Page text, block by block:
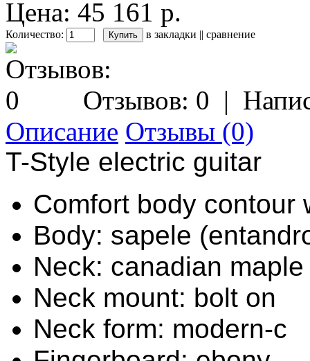
Цена: 45 161 р.
Количество: в закладки || сравнение
Отзывов: 0 |
Описание Отзывы (0)
T-Style electric guitar
Comfort body
Body: sapele
Neck: canadian
Neck mount: bolt on
Neck form: modern-c